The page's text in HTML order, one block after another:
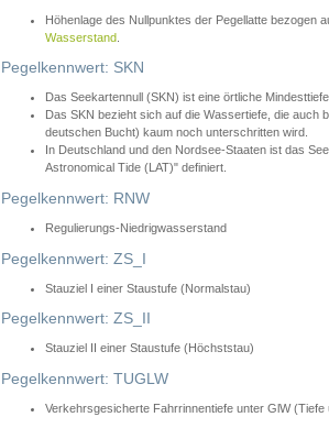
Höhenlage des Nullpunktes der Pegellatte bezogen
Wasserstand
Pegelkennwert: SKN
Das Seekartennull (SKN) ist eine örtliche
Das SKN bezieht sich auf die Wassertiefe, die auch
deutschen Bucht) kaum noch unterschritten wird.
In Deutschland und den Nordsee-Staaten ist das
Astronomical Tide (LAT)" definiert.
Pegelkennwert: RNW
Regulierungs-Niedrigwasserstand
Pegelkennwert: ZS_I
Stauziel I einer Staustufe (Normalstau)
Pegelkennwert: ZS_II
Stauziel II einer Staustufe (Höchststau)
Pegelkennwert: TUGLW
Verkehrsgesicherte Fahrrinnentiefe unter GlW (Tiefe